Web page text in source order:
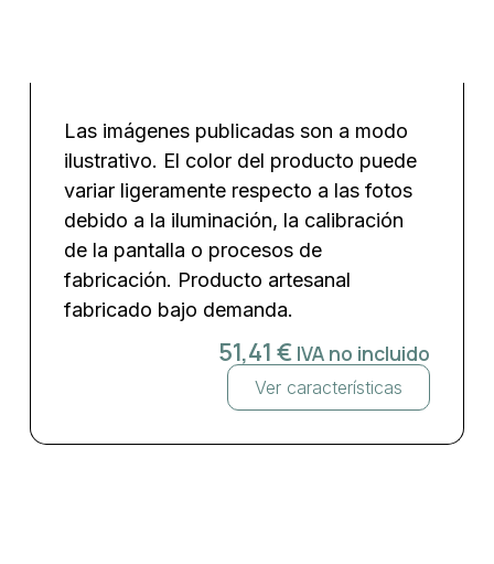
Las imágenes publicadas son a modo
ilustrativo. El color del producto puede
variar ligeramente respecto a las fotos
debido a la iluminación, la calibración
de la pantalla o procesos de
fabricación. Producto artesanal
fabricado bajo demanda.
51,41€ IVA no incluido
Ver características